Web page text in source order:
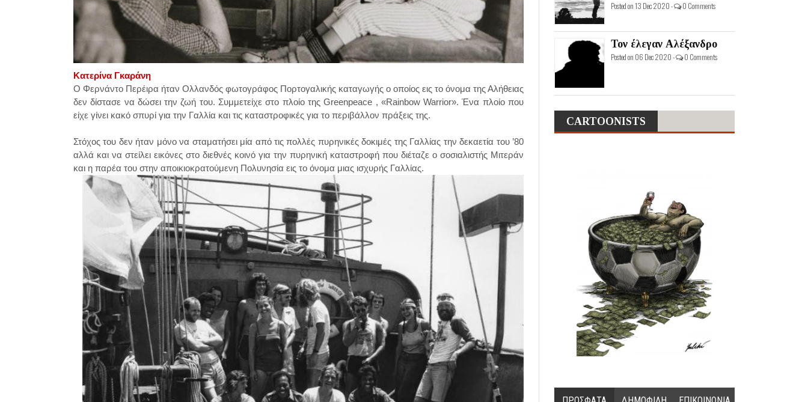
Κατερίνα Γκαράνη
Ο Φερνάντο Περέιρα ήταν Ολλανδός φωτογράφος Πορτογαλικής καταγωγής ο οποίος εις το όνομα της Αλήθειας
δεν δίστασε να δώσει την ζωή του. Συμμετείχε στο πλοίο της Greenpeace , «Rainbow Warrior». Ένα πλοίο που
είχε γίνει κακό σπυρί για την Γαλλία και τις καταστροφικές για το περιβάλλον πράξεις της.
Στόχος του δεν ήταν μόνο να σταματήσει μία από τις πολλές πυρηνικές δοκιμές της Γαλλίας την δεκαετία του ’80
αλλά και να στείλει εικόνες στο διεθνές κοινό για την πυρηνική καταστροφή που διέταζε ο σοσιαλιστής Μιτεράν
και η παρέα του στην αποικιοκρατούμενη Πολυνησία εις το όνομα μιας ισχυρής Γαλλίας.
Posted on 13 Dec 2020 - 0 Comments
Τον έλεγαν Αλέξανδρο
Posted on 06 Dec 2020 - 0 Comments
CARTOONISTS